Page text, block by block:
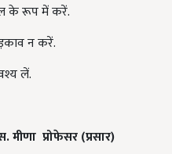
के रूप में करें.
न करें.
लें.
मीणा प्रोफेसर (प्रसार)